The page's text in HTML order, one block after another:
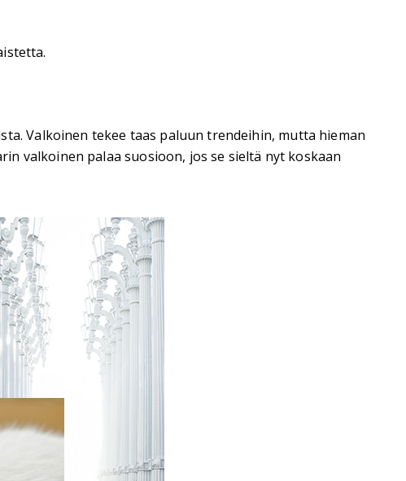
Valkoinen tekee taas paluun trendeihin, mutta hieman
valkoinen palaa suosioon, jos se sieltä nyt koskaan